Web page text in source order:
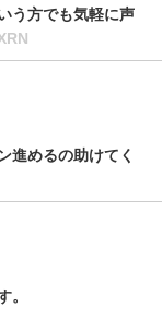
う方でも気軽に声
進めるの助けてく
。